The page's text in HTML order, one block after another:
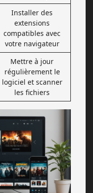
Installer des
extensions
compatibles avec
votre navigateur
Mettre à jour
régulièrement le
logiciel et scanner
les fichiers